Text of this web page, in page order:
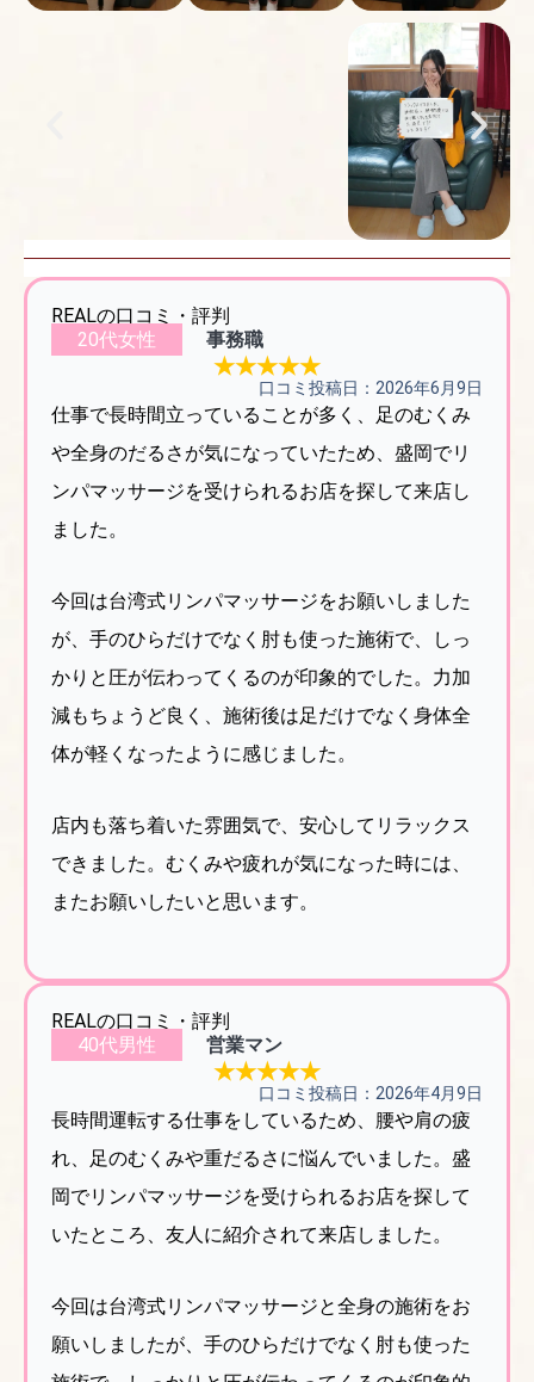
REALの口コミ・評判
20代女性
事務職
★★★★★
口コミ投稿日：2026年6月9日
仕事で長時間立っていることが多く、足のむくみ
や全身のだるさが気になっていたため、盛岡でリ
ンパマッサージを受けられるお店を探して来店し
ました。
今回は台湾式リンパマッサージをお願いしました
が、手のひらだけでなく肘も使った施術で、しっ
かりと圧が伝わってくるのが印象的でした。力加
減もちょうど良く、施術後は足だけでなく身体全
体が軽くなったように感じました。
店内も落ち着いた雰囲気で、安心してリラックス
できました。むくみや疲れが気になった時には、
またお願いしたいと思います。
REALの口コミ・評判
40代男性
営業マン
★★★★★
口コミ投稿日：2026年4月9日
長時間運転する仕事をしているため、腰や肩の疲
れ、足のむくみや重だるさに悩んでいました。盛
岡でリンパマッサージを受けられるお店を探して
いたところ、友人に紹介されて来店しました。
今回は台湾式リンパマッサージと全身の施術をお
願いしましたが、手のひらだけでなく肘も使った